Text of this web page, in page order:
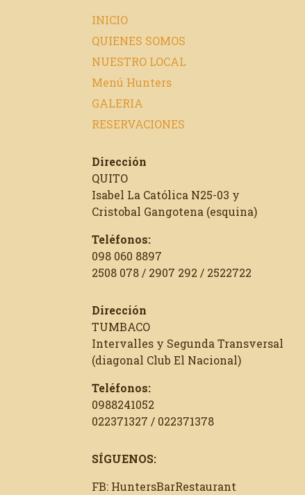
INICIO
QUIENES SOMOS
NUESTRO LOCAL
Menú Hunters
GALERIA
RESERVACIONES
Dirección
QUITO
Isabel La Católica N25-03 y
Cristobal Gangotena (esquina)
Teléfonos:
098 060 8897
2508 078 / 2907 292 / 2522722
Dirección
TUMBACO
Intervalles y Segunda Transversal
(diagonal Club El Nacional)
Teléfonos:
0988241052
022371327 / 022371378
SÍGUENOS:
FB: HuntersBarRestaurant